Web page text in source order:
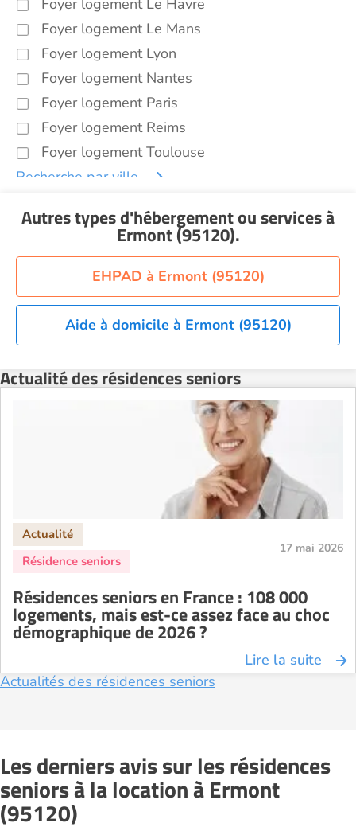
Foyer logement Le Havre
Foyer logement Le Mans
Foyer logement Lyon
Foyer logement Nantes
Foyer logement Paris
Foyer logement Reims
Foyer logement Toulouse
Recherche par ville
Autres types d'hébergement ou servicesà
Ermont (95120).
EHPAD à Ermont (95120)
Aide à domicile à Ermont (95120)
Actualité des résidences seniors
17 mai 2026
Résidences seniors en France : 108 000
logements, mais est-ce assez face au choc
démographique de 2026 ?
Lire la suite
Actualités des résidences seniors
Les derniers avis sur les résidences
seniors à la location à Ermont
(95120)